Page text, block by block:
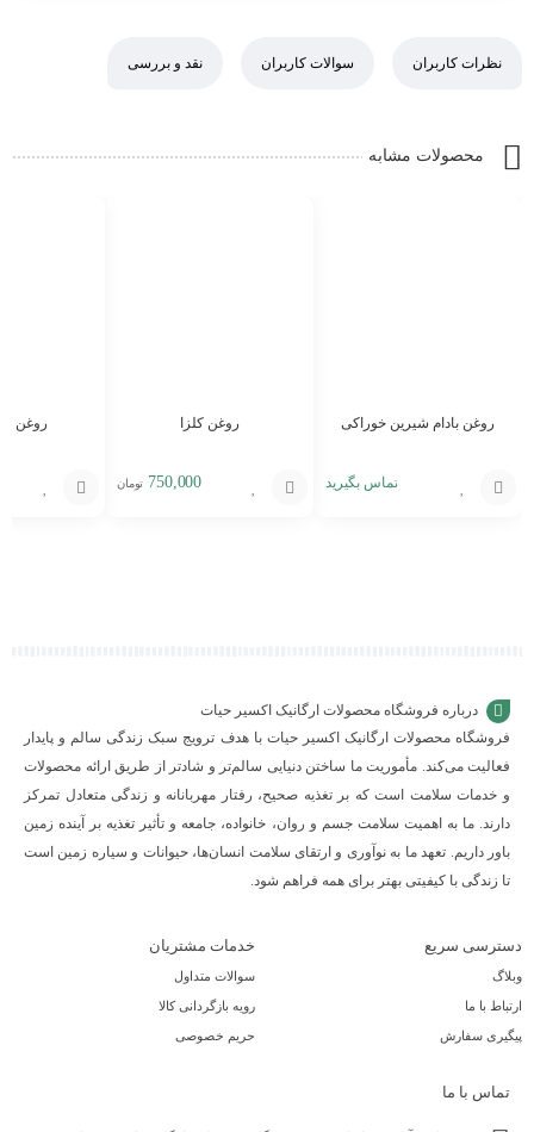
نظرات کاربران سوالات کاربران نقد و بررسی
محصولات مشابه
روغن بادام شیرین خوراکی
تماس بگیرید
روغن کلزا
750,000 تومان
روغن
درباره فروشگاه محصولات ارگانیک اکسیر حیات
فروشگاه محصولات ارگانیک اکسیر حیات با هدف ترویج سبک زندگی سالم و پایدار
فعالیت می‌کند. مأموریت ما ساختن دنیایی سالم‌تر و شادتر از طریق ارائه محصولات
و خدمات سلامت است که بر تغذیه صحیح، رفتار مهربانانه و زندگی متعادل تمرکز
دارند. ما به اهمیت سلامت جسم و روان، خانواده، جامعه و تأثیر تغذیه بر آینده زمین
باور داریم. تعهد ما به نوآوری و ارتقای سلامت انسان‌ها، حیوانات و سیاره زمین است
تا زندگی با کیفیتی بهتر برای همه فراهم شود.
دسترسی سریع
وبلاگ
ارتباط با ما
پیگیری سفارش
خدمات مشتریان
سوالات متداول
رویه بازگردانی کالا
حریم خصوصی
تماس با ما